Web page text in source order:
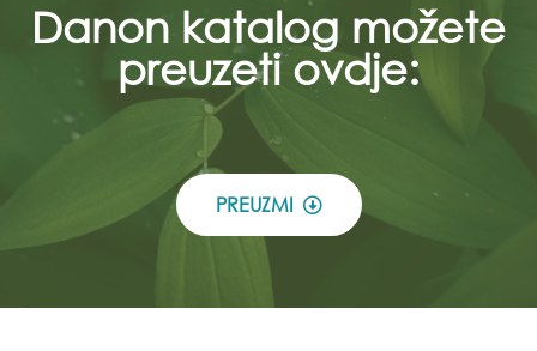
Danon katalog možete
preuzeti ovdje:
PREUZMI